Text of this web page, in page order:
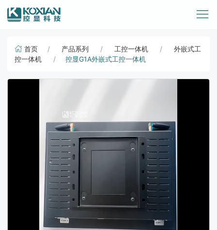
首页 产品系列 工控一体机
外嵌式工
控一体机
控显G1A外嵌式工控一体机